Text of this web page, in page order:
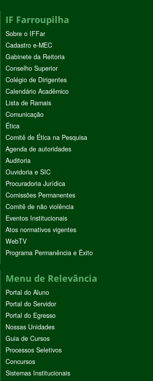
IF Farroupilha
Sobre o IFFar
Cadastro e-MEC
Gabinete da Reitoria
Conselho Superior
Colégio de Dirigentes
Calendário Acadêmico
Lista de Ramais
Comunicação
Ética
Comitê de Ética na Pesquisa
Agenda de autoridades
Auditoria
Ouvidoria e SIC
Procuradoria Jurídica
Comissões Permanentes
Comitê de não violência
Eventos Institucionais
Atos normativos vigentes
WebTV
Programa Permanência e Êxito
Menu de Relevância
Portal do Aluno
Portal do Servidor
Portal do Egresso
Nossas Unidades
Guia de Cursos
Processos Seletivos
Concursos
Sistemas Institucionais